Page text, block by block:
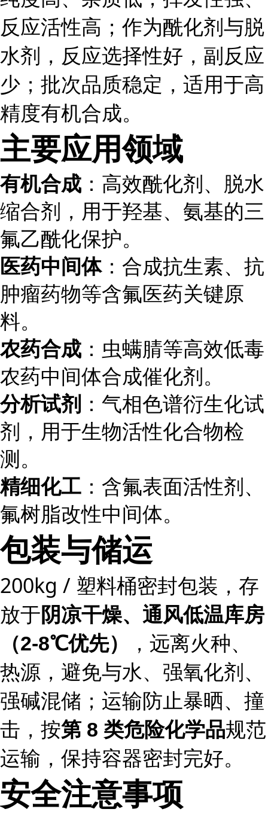
反应活性高；作为酰化剂与脱
水剂，反应选择性好，副反应
少；批次品质稳定，适用于高
精度有机合成。
主要应用领域
有机合成 ：高效酰化剂、脱水
缩合剂，用于羟基、氨基的三
氟乙酰化保护。
医药中间体：合成抗生素、抗
肿瘤药物等含氟医药关键原
料。
农药合成 ：虫螨腈等高效低毒
农药中间体合成催化剂。
分析试剂 ：气相色谱衍生化试
剂，用于生物活性化合物检
测。
精细化工 ：含氟表面活性剂、
氟树脂改性中间体。
包装与储运
200kg / 塑料桶密封包装，存
放于阴凉干燥、通风低温库房
（2-8℃优先）
，远离火种、
热源，避免与水、强氧化剂、
强碱混储；运输防止暴晒、撞
击，按第 8 类危险化学品规范
运输，保持容器密封完好。
安全注意事项